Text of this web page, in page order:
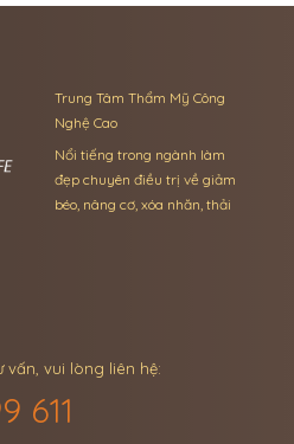
Trung Tâm Thẩm Mỹ Công
Nghệ Cao
Nổi tiếng trong ngành làm
đẹp chuyên điều trị về giảm
béo, nâng cơ, xóa nhăn, thải
vấn, vui lòng liên hệ:
611